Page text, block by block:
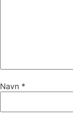
Navn *